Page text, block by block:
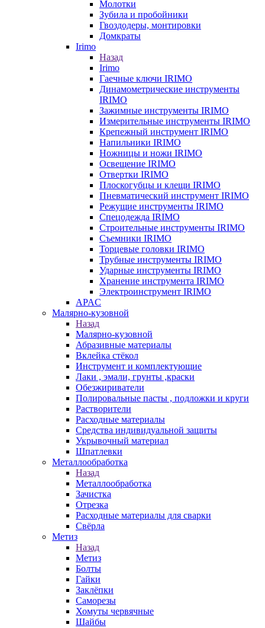
Молотки
Зубила и пробойники
Гвоздодеры, монтировки
Домкраты
Irimo
Назад
Irimo
Гаечные ключи IRIMO
Динамометрические инструменты
IRIMO
Зажимные инструменты IRIMO
Измерительные инструменты IRIMO
Крепежный инструмент IRIMO
Напильники IRIMO
Ножницы и ножи IRIMO
Освещение IRIMO
Отвертки IRIMO
Плоскогубцы и клещи IRIMO
Пневматический инструмент IRIMO
Режущие инструменты IRIMO
Спецодежда IRIMO
Строительные инструменты IRIMO
Съемники IRIMO
Торцевые головки IRIMO
Трубные инструменты IRIMO
Ударные инструменты IRIMO
Хранение инструмента IRIMO
Электроинструмент IRIMO
APAC
Малярно-кузовной
Назад
Малярно-кузовной
Абразивные материалы
Вклейка стёкол
Инструмент и комплектующие
Лаки , эмали, грунты ,краски
Обезжириватели
Полировальные пасты , подложки и круги
Растворители
Расходные материалы
Средства индивидуальной защиты
Укрывочный материал
Шпатлевки
Металлообработка
Назад
Металлообработка
Зачистка
Отрезка
Расходные материалы для сварки
Свёрла
Метиз
Назад
Метиз
Болты
Гайки
Заклёпки
Саморезы
Хомуты червячные
Шайбы